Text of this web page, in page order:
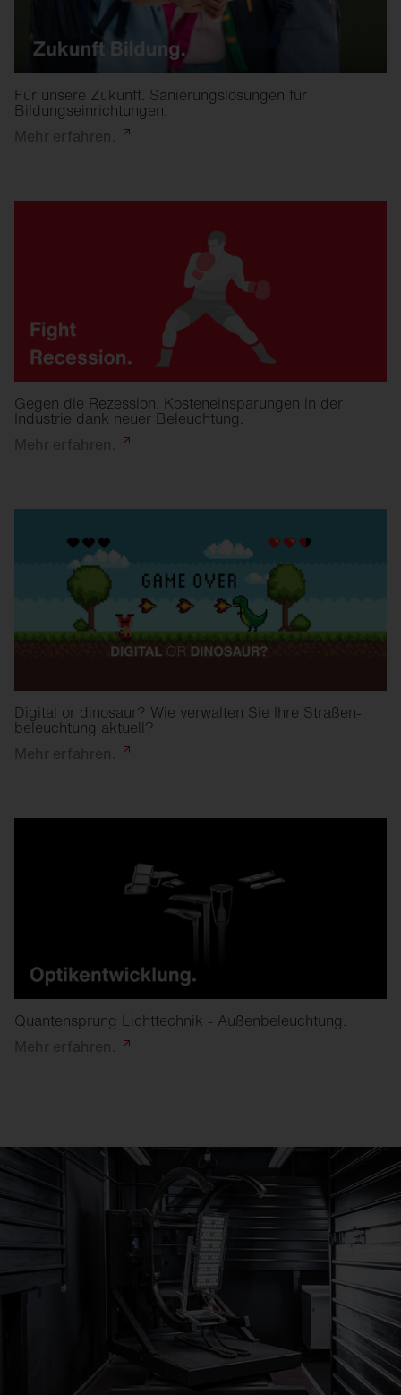
Für unsere Zukunft. Sanierungslösungen für
Bildungseinrichtungen.
Mehr erfahren.
Gegen die Rezession. Kosteneinsparungen in der
Industrie dank neuer Beleuchtung.
Mehr erfahren.
Digital or dinosaur? Wie verwalten Sie Ihre Straßen­
beleuchtung aktuell?
Mehr erfahren.
Quantensprung Lichttechnik - Außenbeleuchtung.
Mehr erfahren.